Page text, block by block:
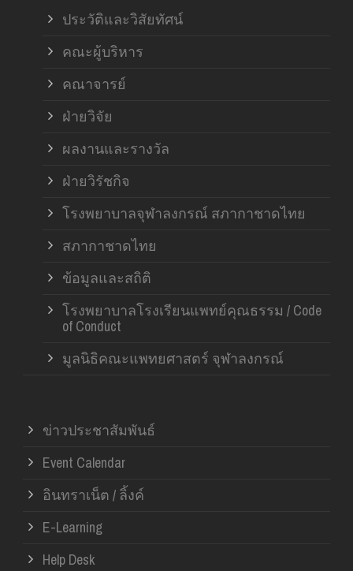
ประวัติและวิสัยทัศน์
คณะผู้บริหาร
คณาจารย์
ฝ่ายวิจัย
ผลงานและรางวัล
ฝ่ายวิรัชกิจ
โรงพยาบาลจุฬาลงกรณ์ สภากาชาดไทย
สภากาชาดไทย
ข้อมูลและสถิติ
โรงพยาบาลโรงเรียนแพทย์คุณธรรม / Code
of Conduct
มูลนิธิคณะแพทยศาสตร์ จุฬาลงกรณ์
ข่าวประชาสัมพันธ์
Event Calendar
อินทราเน็ต / ลิ้งค์
E-Learning
Help Desk